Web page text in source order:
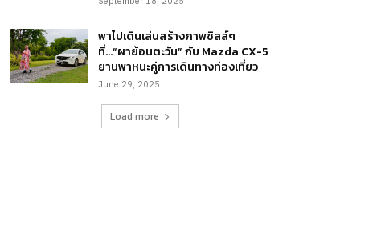
พาไปเดินเล่นสร้างภาพชิลล์ๆ
ที่…“ผาย้อนตะวัน” กับ Mazda CX-5
ยานพาหนะคู่การเดินทางท่องเที่ยว
June 29, 2025
Load more